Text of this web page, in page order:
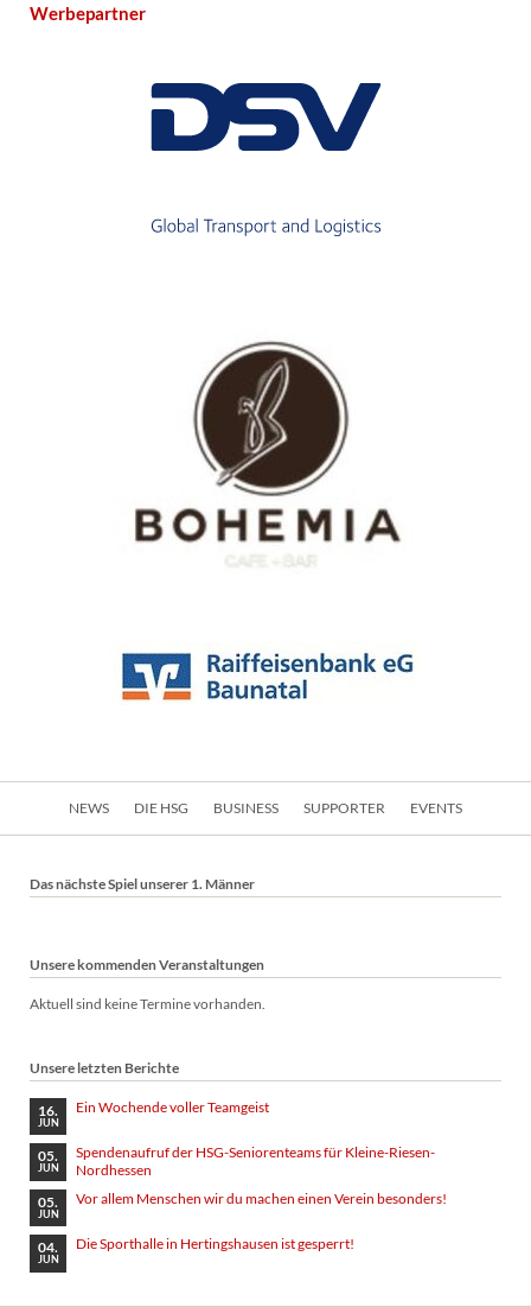
Werbepartner
Navigation
NEWS DIE HSG BUSINESS SUPPORTER EVENTS
Das nächste Spiel unserer 1. Männer
Unsere kommenden Veranstaltungen
Aktuell sind keine Termine vorhanden.
Unsere letzten Berichte
16.
JUN
Ein Wochende voller Teamgeist
05.
JUN
Spendenaufruf der HSG-Seniorenteams für Kleine-Riesen-
Nordhessen
05.
JUN
Vor allem Menschen wir du machen einen Verein besonders!
04.
JUN
Die Sporthalle in Hertingshausen ist gesperrt!